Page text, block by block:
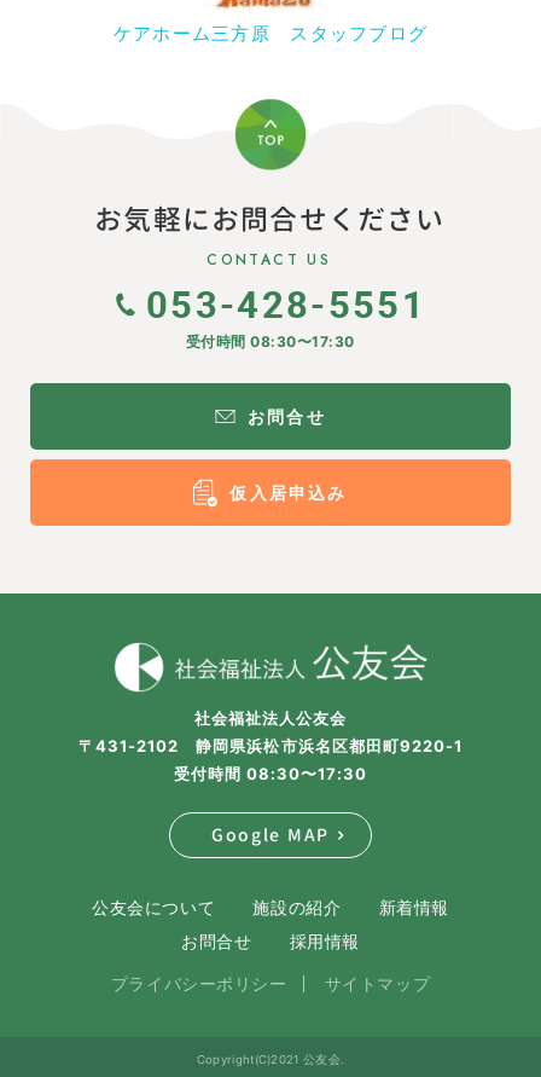
ケアホーム三方原 スタッフブログ
お気軽にお問合せください
CONTACT US
053-428-5551
受付時間 08:30〜17:30
お問合せ
仮入居申込み
社会福祉法人公友会
〒431-2102 静岡県浜松市浜名区都田町9220-1
受付時間 08:30〜17:30
Google MAP
公友会について 施設の紹介
新着情報
お問合せ
採用情報
プライバシーポリシー サイトマップ
Copyright(C)2021 公友会.